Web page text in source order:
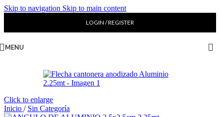
Skip to navigation Skip to main content
LOGIN / REGISTER
MENU
Click to enlarge
Inicio / Sin Categoría